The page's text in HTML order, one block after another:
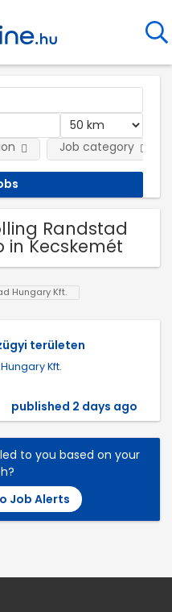
Job category
Randstad
in Kecskemét
Hungary Kft.
területen
Kft.
published 2 days ago
to you based on your
Job Alerts